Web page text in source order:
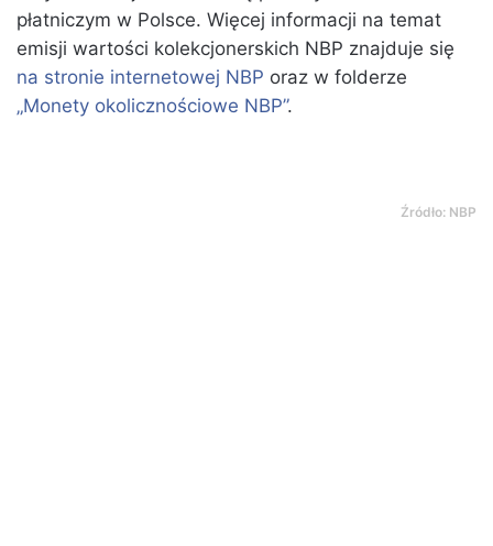
płatniczym w Polsce. Więcej informacji na temat
emisji wartości kolekcjonerskich NBP znajduje się
na stronie internetowej NBP oraz w folderze
„Monety okolicznościowe NBP”.
Źródło: NBP